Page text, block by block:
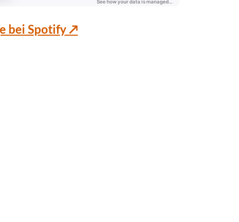
bei Spotify ↗